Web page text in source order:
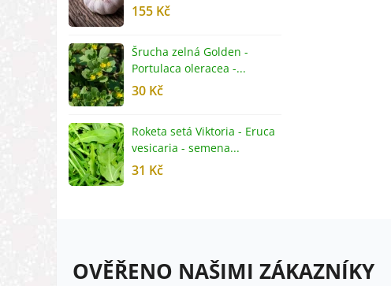
155 Kč
Šrucha zelná Golden -
Portulaca oleracea -...
30 Kč
Roketa setá Viktoria - Eruca
vesicaria - semena...
31 Kč
OVĚŘENO NAŠIMI ZÁKAZNÍKY